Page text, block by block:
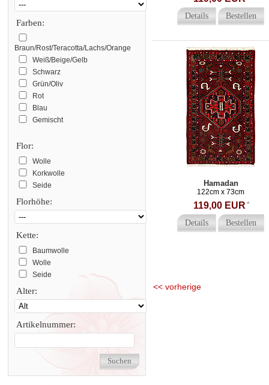
Farben:
Braun/Rost/Teracotta/Lachs/Orange
Weiß/Beige/Gelb
Schwarz
Grün/Oliv
Rot
Blau
Gemischt
Flor:
Wolle
Korkwolle
Seide
Florhöhe:
Kette:
Baumwolle
Wolle
Seide
Alter:
Artikelnummer:
Details Bestellen
Hamadan
122cm x 73cm
119,00 EUR *
Details Bestellen
<< vorherige